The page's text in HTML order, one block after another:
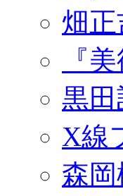
畑
『
黒
X線
森